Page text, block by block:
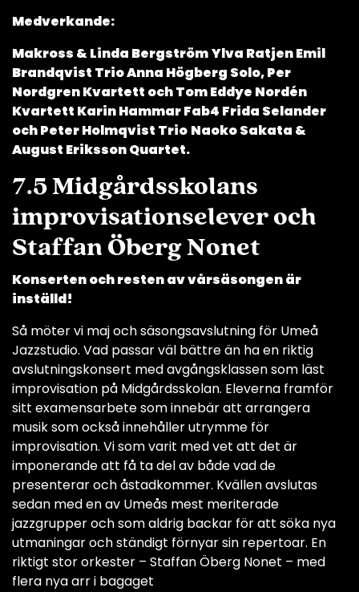
Medverkande:
Makross & Linda BergströmYlva Ratjen Emil
Brandqvist Trio Anna Högberg Solo, Per
Nordgren Kvartett och Tom Eddye Nordén
Kvartett Karin Hammar Fab4 Frida Selander
och Peter Holmqvist Trio Naoko Sakata &
August Eriksson Quartet.
7.5 Midgårdsskolans
improvisationselever och
Staffan Öberg Nonet
Konserten och resten av vårsäsongen är
inställd!
Så möter vi maj och säsongsavslutning för Umeå
Jazzstudio. Vad passar väl bättre än ha en riktig
avslutningskonsert med avgångsklassen som läst
improvisation på Midgårdsskolan. Eleverna framför
sitt examensarbete som innebär att arrangera
musik som också innehåller utrymme för
improvisation. Vi som varit med vet att det är
imponerande att få ta del av både vad de
presenterar och åstadkommer. Kvällen avslutas
sedan med en av Umeås mest meriterade
jazzgrupper och som aldrig backar för att söka nya
utmaningar och ständigt förnyar sin repertoar. En
riktigt stor orkester – Staffan Öberg Nonet – med
flera nya arr i bagaget